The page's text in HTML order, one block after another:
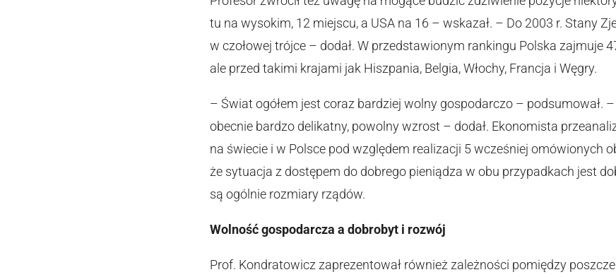
tu na wysokim, 12 miejscu, a USA na 16 – wskazał. – Do 2003 r. Stany
w czołowej trójce – dodał. W przedstawionym rankingu Polska zajmuje
ale przed takimi krajami jak Hiszpania, Belgia, Włochy, Francja i Węgry.
– Świat ogółem jest coraz bardziej wolny gospodarczo – podsumował.
obecnie bardzo delikatny, powolny wzrost – dodał. Ekonomista
na świecie i w Polsce pod względem realizacji 5 wcześniej omówionych
że sytuacja z dostępem do dobrego pieniądza w obu przypadkach jest
są ogólnie rozmiary rządów.
Wolność gospodarcza a dobrobyt i rozwój
Prof. Kondratowicz zaprezentował również zależności pomiędzy